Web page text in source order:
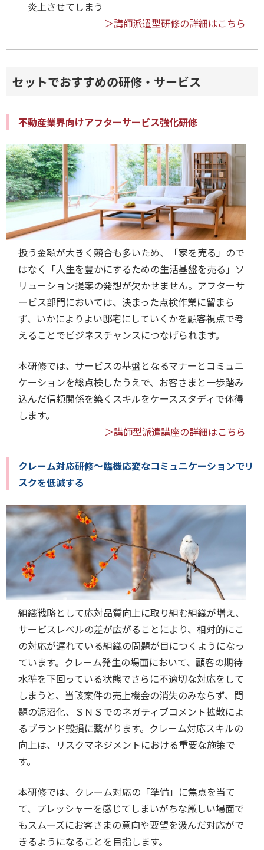
炎上させてしまう
＞講師派遣型研修の詳細はこちら
セットでおすすめの研修・サービス
不動産業界向けアフターサービス強化研修
扱う金額が大きく競合も多いため、「家を売る」ので
はなく「人生を豊かにするための生活基盤を売る」ソ
リューション提案の発想が欠かせません。アフターサ
ービス部門においては、決まった点検作業に留まら
ず、いかによりよい邸宅にしていくかを顧客視点で考
えることでビジネスチャンスにつなげられます。
本研修では、サービスの基盤となるマナーとコミュニ
ケーションを総点検したうえで、お客さまと一歩踏み
込んだ信頼関係を築くスキルをケーススタディで体得
します。
＞講師型派遣講座の詳細はこちら
クレーム対応研修～臨機応変なコミュニケーションでリ
スクを低減する
組織戦略として応対品質向上に取り組む組織が増え、
サービスレベルの差が広がることにより、相対的にこ
の対応が遅れている組織の問題が目につくようになっ
ています。クレーム発生の場面において、顧客の期待
水準を下回っている状態でさらに不適切な対応をして
しまうと、当該案件の売上機会の消失のみならず、問
題の泥沼化、ＳＮＳでのネガティブコメント拡散によ
るブランド毀損に繋がります。クレーム対応スキルの
向上は、リスクマネジメントにおける重要な施策で
す。
本研修では、クレーム対応の「準備」に焦点を当て
て、プレッシャーを感じてしまいがちな厳しい場面で
もスムーズにお客さまの意向や要望を汲んだ対応がで
きるようになることを目指します。